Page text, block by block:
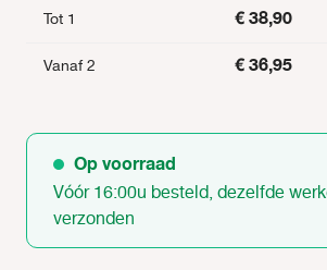
Tot 1 € 38,90
Vanaf2 € 36,95
Op voorraad
Vóór 16:00u besteld, dezelfde
verzonden